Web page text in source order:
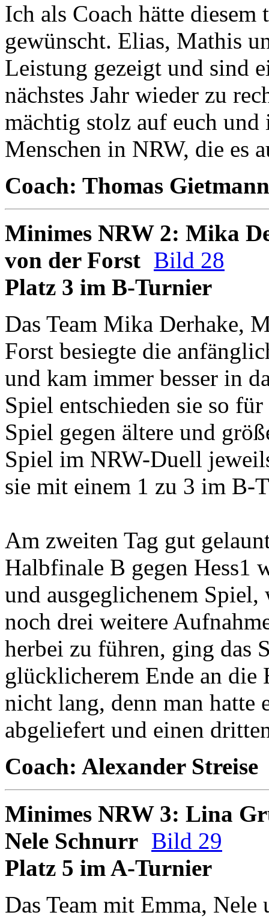
Ich als Coach hätte
gewünscht. Elias, Mathis
Leistung gezeigt und sind
nächstes Jahr wieder zu
mächtig stolz auf euch
Menschen in NRW, die es
Coach: Thomas Gietmann
Minimes NRW 2: Mika
von der Forst Bild 28
Platz 3 im B-Turnier
Das Team Mika Derhake,
Forst besiegte die
und kam immer besser in
Spiel entschieden sie so
Spiel gegen ältere und
Spiel im NRW-Duell
sie mit einem 1 zu 3 im B-
Am zweiten Tag gut
Halbfinale B gegen Hess1
und ausgeglichenem
noch drei weitere
herbei zu führen, ging das
glücklicherem Ende an die
nicht lang, denn man hatte
abgeliefert und einen
Coach: Alexander Streise
Minimes NRW 3: Lina
Nele Schnurr Bild 29
Platz 5 im A-Turnier
Das Team mit Emma,